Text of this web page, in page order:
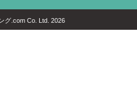
グ.com Co. Ltd. 2026